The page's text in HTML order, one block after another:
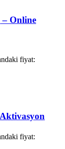
– Online
fiyat:
fiyat: